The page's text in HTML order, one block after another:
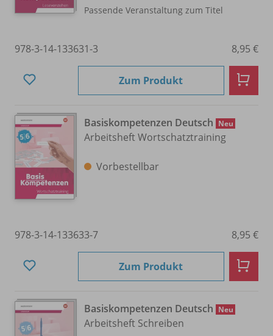
Passende Veranstaltung zum Titel
978-3-14-133631-3 8,95 €
Zum Produkt
Basiskompetenzen Deutsch Neu
Arbeitsheft Wortschatztraining
Vorbestellbar
978-3-14-133633-7 8,95 €
Zum Produkt
Basiskompetenzen Deutsch Neu
Arbeitsheft Schreiben